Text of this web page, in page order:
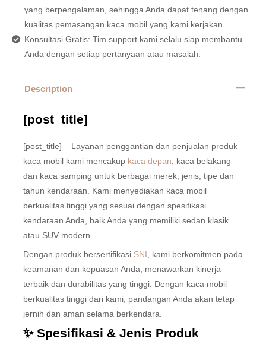
yang berpengalaman, sehingga Anda dapat tenang dengan
kualitas pemasangan kaca mobil yang kami kerjakan.
Konsultasi Gratis: Tim support kami selalu siap membantu
Anda dengan setiap pertanyaan atau masalah.
Description
[post_title]
[post_title] – Layanan penggantian dan penjualan produk
kaca mobil kami mencakup kaca depan , kaca belakang
dan kaca samping untuk berbagai merek, jenis, tipe dan
tahun kendaraan. Kami menyediakan kaca mobil
berkualitas tinggi yang sesuai dengan spesifikasi
kendaraan Anda, baik Anda yang memiliki sedan klasik
atau SUV modern.
Dengan produk bersertifikasi SNI
, kami berkomitmen pada
keamanan dan kepuasan Anda, menawarkan kinerja
terbaik dan durabilitas yang tinggi. Dengan kaca mobil
berkualitas tinggi dari kami, pandangan Anda akan tetap
jernih dan aman selama berkendara.
✨ Spesifikasi & Jenis Produk